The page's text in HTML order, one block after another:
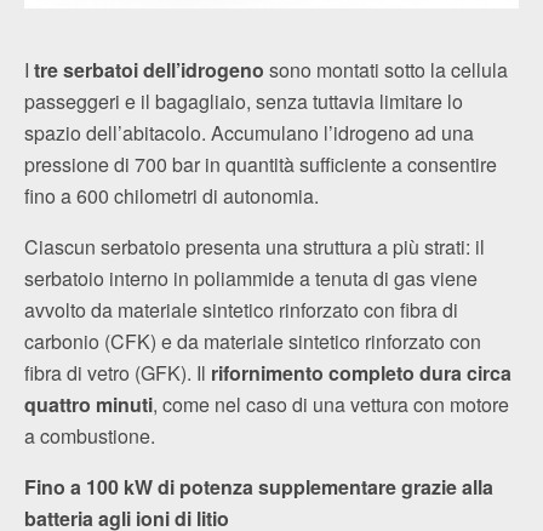
I tre serbatoi dell’idrogeno sono montati sotto la cellula
passeggeri e il bagagliaio, senza tuttavia limitare lo
spazio dell’abitacolo. Accumulano l’idrogeno ad una
pressione di 700 bar in quantità sufficiente a consentire
fino a 600 chilometri di autonomia.
Ciascun serbatoio presenta una struttura a più strati: il
serbatoio interno in poliammide a tenuta di gas viene
avvolto da materiale sintetico rinforzato con fibra di
carbonio (CFK) e da materiale sintetico rinforzato con
fibra di vetro (GFK). Il rifornimento completo dura circa
quattro minuti, come nel caso di una vettura con motore
a combustione.
Fino a 100 kW di potenza supplementare grazie alla
batteria agli ioni di litio